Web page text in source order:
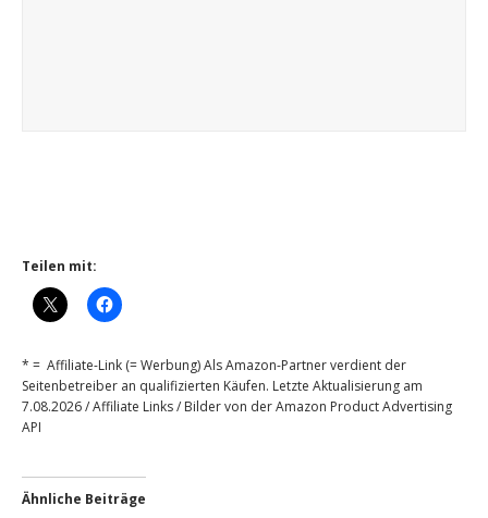
Teilen mit:
* = Affiliate-Link (= Werbung) Als Amazon-Partner verdient der
Seitenbetreiber an qualifizierten Käufen. Letzte Aktualisierung am
7.08.2026 / Affiliate Links / Bilder von der Amazon Product Advertising
API
Ähnliche Beiträge